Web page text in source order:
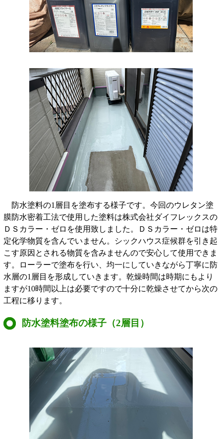
防水塗料の1層目を塗布する様子です。今回のウレタン塗
膜防水密着工法で使用した塗料は株式会社ダイフレックスの
ＤＳカラー・ゼロを使用致しました。ＤＳカラー・ゼロは特
定化学物質を含んでいません。シックハウス症候群を引き起
こす原因とされる物質を含みませんので安心して使用できま
す。ローラーで塗布を行い、均一にしていきながら丁寧に防
水層の1層目を形成していきます。乾燥時間は時期にもより
ますが10時間以上は必要ですので十分に乾燥させてから次の
工程に移ります。
防水塗料塗布の様子（2層目）